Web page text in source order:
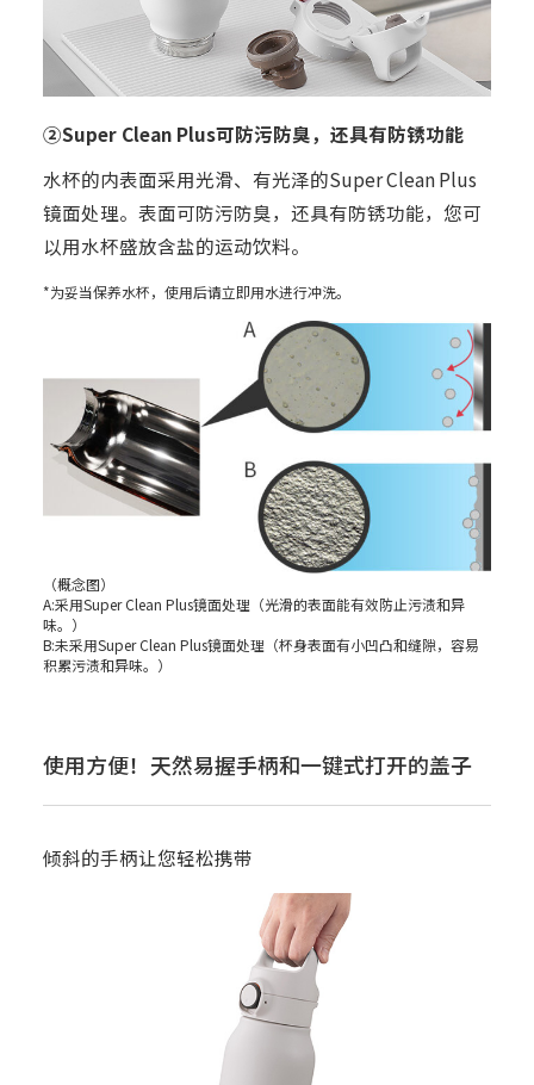
②Super Clean Plus可防污防臭，还具有防锈功能
水杯的内表面采用光滑、有光泽的Super Clean Plus
镜面处理。表面可防污防臭，还具有防锈功能，您可
以用水杯盛放含盐的运动饮料。
*为妥当保养水杯，使用后请立即用水进行冲洗。
（概念图）
A:采用Super Clean Plus镜面处理（光滑的表面能有效防止污渍和异
味。）
B:未采用Super Clean Plus镜面处理（杯身表面有小凹凸和缝隙，容易
积累污渍和异味。）
使用方便！天然易握手柄和一键式打开的盖子
倾斜的手柄让您轻松携带